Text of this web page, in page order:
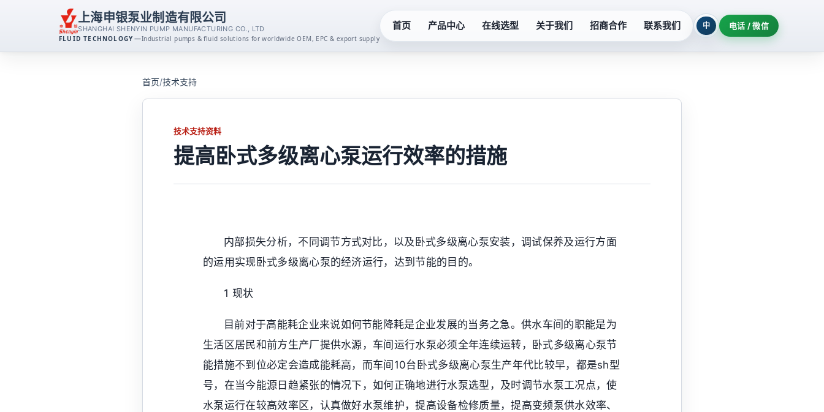
上海申银泵业制造有限公司
SHANGHAI SHENYIN PUMP MANUFACTURING CO., LTD
FLUID TECHNOLOGY —Industrial pumps & fluid solutions for worldwide OEM, EPC & export supply
首页 产品中心
消防泵系列
排污泵系列
自吸泵系列
液下泵系列
潜水泵系列
齿轮油泵系列
一体化预制泵站
玻璃钢泵系列
在线选型 关于我们 招商合作 联系我们 中 电话 / 微信
首页/技术支持
技术支持资料
提高卧式多级离心泵运行效率的措施
内部损失分析，不同调节方式对比，以及卧式多级离心泵安装，调试保养及运行方面
的运用实现卧式多级离心泵的经济运行，达到节能的目的。
1 现状
目前对于高能耗企业来说如何节能降耗是企业发展的当务之急。供水车间的职能是为
生活区居民和前方生产厂提供水源，车间运行水泵必须全年连续运转，卧式多级离心泵节
能措施不到位必定会造成能耗高，而车间10台卧式多级离心泵生产年代比较早，都是sh型
号，在当今能源日趋紧张的情况下，如何正确地进行水泵选型，及时调节水泵工况点，使
水泵运行在较高效率区，认真做好水泵维护，提高设备检修质量，提高变频泵供水效率、